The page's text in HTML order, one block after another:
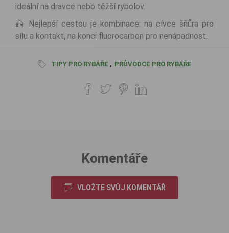
ideální na dravce nebo těžší rybolov.
🎣 Nejlepší cestou je kombinace: na cívce šňůra pro
sílu a kontakt, na konci fluorocarbon pro nenápadnost.
TIPY PRO RYBÁŘE , PRŮVODCE PRO RYBÁŘE
Komentáře
VLOŽTE SVŮJ KOMENTÁŘ